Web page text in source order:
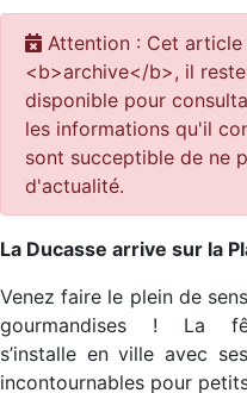
Attention : Cet article
<b>archive</b>, il reste
disponible pour
les informations qu'il
sont succeptible de ne
d'actualité.
La Ducasse arrive sur la
Venez faire le plein de
gourmandises ! La
s’installe en ville avec
incontournables pour